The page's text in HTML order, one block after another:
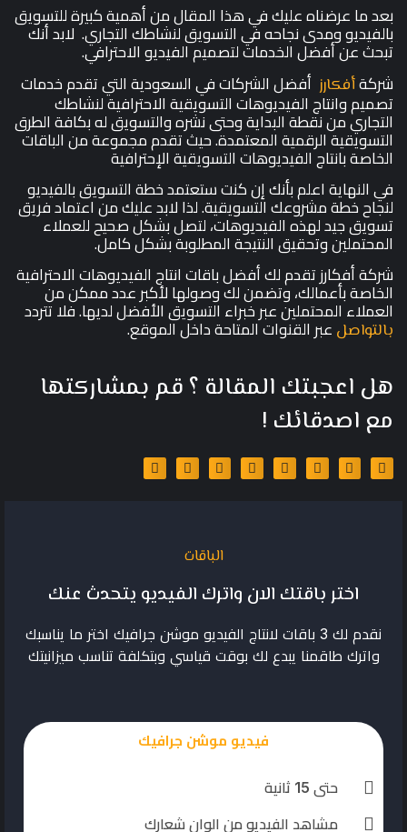
بعد ما عرضناه عليك في هذا المقال من أهمية كبيرة للتسويق
بالفيديو ومدى نجاحه في التسويق لنشاطك التجاري. لابد أنك
تبحث عن أفضل الخدمات لتصميم الفيديو الاحترافي.
شركةأفكارز أفضل الشركات في السعودية التي تقدم خدمات
تصميم وانتاج الفيديوهات التسويقية الاحترافية لنشاطك
التجاري من نقطة البداية وحتى نشره والتسويق له بكافة الطرق
التسويقية الرقمية المعتمدة. حيث تقدم مجموعة من الباقات
الخاصة بانتاج الفيديوهات التسويقية الإحترافية
في النهاية اعلم بأنك إن كنت ستعتمد خطة التسويق بالفيديو
لنجاح خطة مشروعك التسويقية. لذا لابد عليك من اعتماد فريق
تسويق جيد لهذه الفيديوهات، لتصل بشكل صحيح للعملاء
المحتملين وتحقيق النتيجة المطلوبة بشكل كامل.
شركة أفكارز تقدم لك أفضل باقات انتاج الفيديوهات الاحترافية
الخاصة بأعمالك، وتضمن لك وصولها لأكبر عدد ممكن من
العملاء المحتملين عبر خبراء التسويق الأفضل لديها. فلا تتردد
بالتواصل عبر القنوات المتاحة داخل الموقع.
هل اعجبتك المقالة ؟ قم بمشاركتها
مع اصدقائك !
الباقات
اختر باقتك الان واترك الفيديو يتحدث عنك
نقدم لك 3 باقات لانتاج الفيديو موشن جرافيك اختر ما يناسبك
واترك طاقمنا يبدع لك بوقت قياسي وبتكلفة تناسب ميزانيتك
فيديو موشن جرافيك
حتى 15 ثانية
مشاهد الفيديو من الوان شعارك